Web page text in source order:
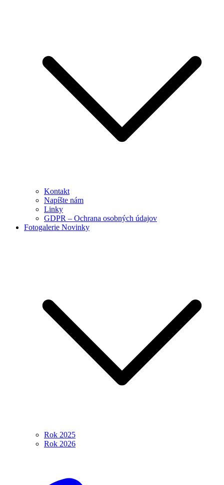
Kontakt
Napíšte nám
Linky
GDPR – Ochrana osobných údajov
Fotogalerie Novinky
Rok 2025
Rok 2026